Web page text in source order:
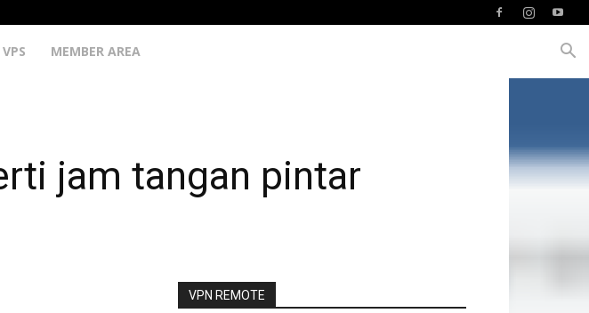
VPS MEMBER AREA
jam tangan pintar
VPN REMOTE